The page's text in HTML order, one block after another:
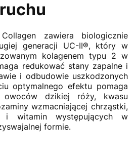
ruchu
zawiera biologicznie
generacji UC-II®, który w
kolagenem typu 2 w
redukować stany zapalne i
i odbudowie uszkodzonych
optymalnego efektu pomaga
owoców dzikiej róży, kwasu
wzmacniającej chrząstki,
i witamin występujących w
formie.